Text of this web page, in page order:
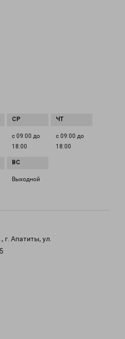
с 09:00 до
18:00
с 09:00 до
18:00
Выходной
г. Апатиты, ул.